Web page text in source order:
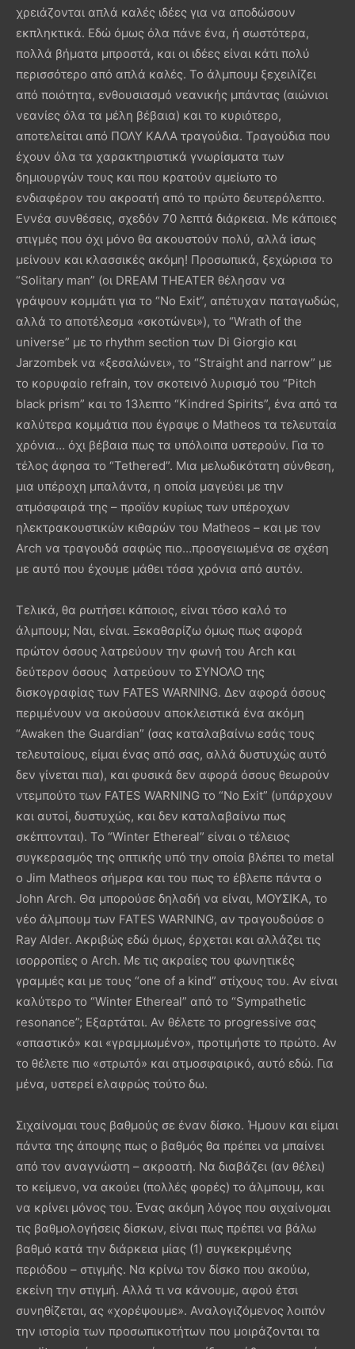
χρειάζονται απλά καλές ιδέες για να αποδώσουν
εκπληκτικά. Εδώ όμως όλα πάνε ένα, ή σωστότερα,
πολλά βήματα μπροστά, και οι ιδέες είναι κάτι πολύ
περισσότερο από απλά καλές. To άλμπουμ ξεχειλίζει
από ποιότητα, ενθουσιασμό νεανικής μπάντας (αιώνιοι
νεανίες όλα τα μέλη βέβαια) και το κυριότερο,
αποτελείται από ΠΟΛΥ ΚΑΛΑ τραγούδια. Τραγούδια που
έχουν όλα τα χαρακτηριστικά γνωρίσματα των
δημιουργών τους και που κρατούν αμείωτο το
ενδιαφέρον του ακροατή από το πρώτο δευτερόλεπτο.
Εννέα συνθέσεις, σχεδόν 70 λεπτά διάρκεια. Με κάποιες
στιγμές που όχι μόνο θα ακουστούν πολύ, αλλά ίσως
μείνουν και κλασσικές ακόμη! Προσωπικά, ξεχώρισα το
“Solitary man” (οι DREAM THEATER θέλησαν να
γράψουν κομμάτι για το “No Exit”, απέτυχαν παταγωδώς,
αλλά το αποτέλεσμα «σκοτώνει»), το “Wrath of the
universe” με το rhythm section των Di Giorgio και
Jarzombek να «ξεσαλώνει», το “Straight and narrow” με
το κορυφαίο refrain, τον σκοτεινό λυρισμό του “Pitch
black prism” και το 13λεπτο “Kindred Spirits”, ένα από τα
καλύτερα κομμάτια που έγραψε ο Matheos τα τελευταία
χρόνια… όχι βέβαια πως τα υπόλοιπα υστερούν. Για το
τέλος άφησα το “Tethered”. Μια μελωδικότατη σύνθεση,
μια υπέροχη μπαλάντα, η οποία μαγεύει με την
ατμόσφαιρά της – προϊόν κυρίως των υπέροχων
ηλεκτρακουστικών κιθαρών του Matheos – και με τον
Arch να τραγουδά σαφώς πιο…προσγειωμένα σε σχέση
με αυτό που έχουμε μάθει τόσα χρόνια από αυτόν.
Τελικά, θα ρωτήσει κάποιος, είναι τόσο καλό το
άλμπουμ; Ναι, είναι. Ξεκαθαρίζω όμως πως αφορά
πρώτον όσους λατρεύουν την φωνή του Arch και
δεύτερον όσους λατρεύουν το ΣΥΝΟΛΟ της
δισκογραφίας των FATES WARNING. Δεν αφορά όσους
περιμένουν να ακούσουν αποκλειστικά ένα ακόμη
“Awaken the Guardian” (σας καταλαβαίνω εσάς τους
τελευταίους, είμαι ένας από σας, αλλά δυστυχώς αυτό
δεν γίνεται πια), και φυσικά δεν αφορά όσους θεωρούν
ντεμπούτο των FATES WARNING το “No Exit” (υπάρχουν
και αυτοί, δυστυχώς, και δεν καταλαβαίνω πως
σκέπτονται). Το “Winter Ethereal” είναι ο τέλειος
συγκερασμός της οπτικής υπό την οποία βλέπει το metal
o Jim Matheos σήμερα και του πως το έβλεπε πάντα ο
John Arch. Θα μπορούσε δηλαδή να είναι, ΜΟΥΣΙΚΑ, το
νέο άλμπουμ των FATES WARNING, αν τραγουδούσε ο
Ray Alder. Ακριβώς εδώ όμως, έρχεται και αλλάζει τις
ισορροπίες ο Arch. Με τις ακραίες του φωνητικές
γραμμές και με τους “one of a kind” στίχους του. Αν είναι
καλύτερο το “Winter Ethereal” από το “Sympathetic
resonance”; Εξαρτάται. Αν θέλετε το progressive σας
«σπαστικό» και «γραμμωμένο», προτιμήστε το πρώτο. Αν
το θέλετε πιο «στρωτό» και ατμοσφαιρικό, αυτό εδώ. Για
μένα, υστερεί ελαφρώς τούτο δω.
Σιχαίνομαι τους βαθμούς σε έναν δίσκο. Ήμουν και είμαι
πάντα της άποψης πως ο βαθμός θα πρέπει να μπαίνει
από τον αναγνώστη – ακροατή. Να διαβάζει (αν θέλει)
το κείμενο, να ακούει (πολλές φορές) το άλμπουμ, και
να κρίνει μόνος του. Ένας ακόμη λόγος που σιχαίνομαι
τις βαθμολογήσεις δίσκων, είναι πως πρέπει να βάλω
βαθμό κατά την διάρκεια μίας (1) συγκεκριμένης
περιόδου – στιγμής. Να κρίνω τον δίσκο που ακούω,
εκείνη την στιγμή. Αλλά τι να κάνουμε, αφού έτσι
συνηθίζεται, ας «χορέψουμε». Αναλογιζόμενος λοιπόν
την ιστορία των προσωπικοτήτων που μοιράζονται τα